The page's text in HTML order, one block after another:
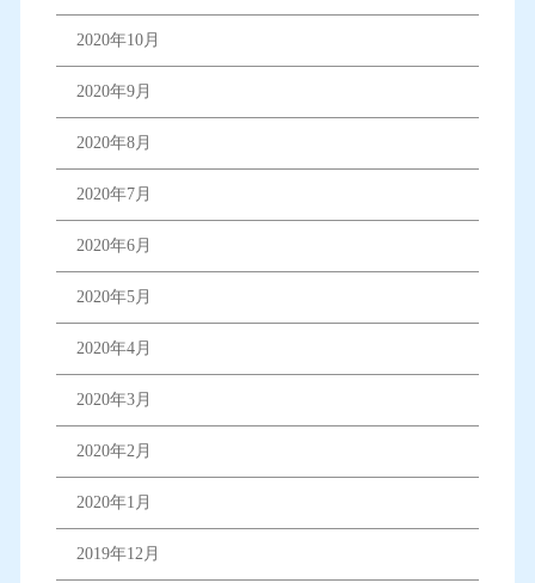
2020年10月
2020年9月
2020年8月
2020年7月
2020年6月
2020年5月
2020年4月
2020年3月
2020年2月
2020年1月
2019年12月